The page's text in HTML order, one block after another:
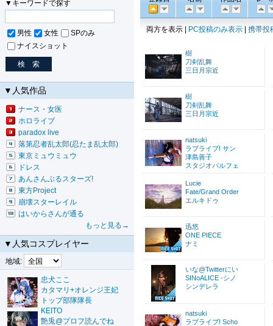
▼キーワードで探す
男性 女性
SPのみ
ナイスショット
▼人気作品
ナース・女医
ホロライブ
paradox live
落第忍者乱太郎(忍たま乱太郎)
東京ミュウミュウ
ドレス
あんさんぶるスターズ!
東方Project
崩壊スターレイル
はいからさんが通る
もっと見る→
▼人気コスプレイヤー
地域:
忠犬ここ
カタマリ+オレンジ王妃
トップ部隊隊長
KEITO
艶兎@プロフ読んでね
両方を表示 | PC投稿のみ表示 携帯投
樹
刀剣乱舞
三日月宗近
樹
刀剣乱舞
三日月宗近
natsuki
ラブライブ! サン
津島善子
スタジオパルフェ
Lucie
Fate/Grand Order
エルキドゥ
迅悠
ONE PIECE
ナミ
いな@Twitterにい
SINoALICE -シノ
シンデレラ
natsuki
ラブライブ! Scho